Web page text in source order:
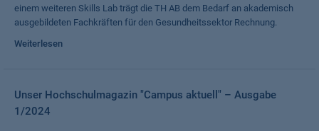
einem weiteren Skills Lab trägt die TH AB dem Bedarf an akademisch
ausgebildeten Fachkräften für den Gesundheitssektor Rechnung.
Weiterlesen
Unser Hochschulmagazin "Campus aktuell" – Ausgabe
1/2024